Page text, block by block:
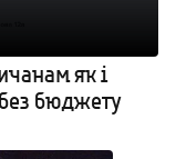
як і
бюджету